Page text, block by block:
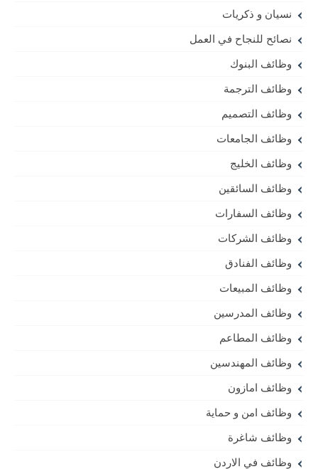
نسيان و ذكريات
نصائح للنجاح في العمل
وظائف البنوك
وظائف الترجمة
وظائف التصميم
وظائف الجامعات
وظائف الخليج
وظائف السائقين
وظائف السفارات
وظائف الشركات
وظائف الفنادق
وظائف المبيعات
وظائف المدرسين
وظائف المطاعم
وظائف المهندسين
وظائف امازون
وظائف امن و حماية
وظائف شاغرة
وظائف في الاردن